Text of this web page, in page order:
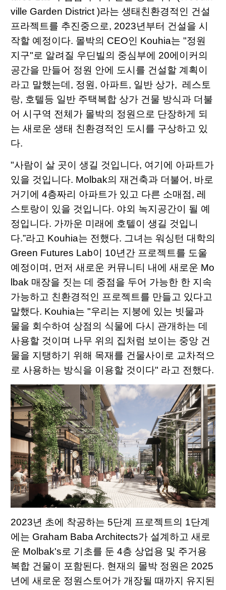
ville Garden District )라는 생태친환경적인 건설
프라젝트를 추진중으로, 2023년부터 건설을 시
작할 예정이다. 몰박의 CEO인 Kouhia는 "정원
지구"로 알려질 우딘빌의 중심부에 20에이커의
공간을 만들어 정원 안에 도시를 건설할 계획이
라고 말했는데, 정원, 아파트, 일반 상가, 레스토
랑, 호텔등 일반 주택복합 상가 건물 방식과 더불
어 시구역 전체가 몰박의 정원으로 단장하게 되
는 새로운 생태 친환경적인 도시를 구상하고 있
다.
"사람이 살 곳이 생길 것입니다, 여기에 아파트가
있을 것입니다. Molbak의 재건축과 더불어, 바로
거기에 4층짜리 아파트가 있고 다른 소매점, 레
스토랑이 있을 것입니다. 야외 녹지공간이 될 예
정입니다. 가까운 미래에 호텔이 생길 것입니
다.”라고 Kouhia는 전했다. 그녀는 워싱턴 대학의
Green Futures Lab이 10년간 프로젝트를 도울
예정이며, 먼저 새로운 커뮤니티 내에 새로운 Mo
lbak 매장을 짓는 데 중점을 두어 가능한 한 지속
가능하고 친환경적인 프로젝트를 만들고 있다고
말했다. Kouhia는 "우리는 지붕에 있는 빗물과
물을 회수하여 상점의 식물에 다시 관개하는 데
사용할 것이며 나무 위의 집처럼 보이는 중앙 건
물을 지탱하기 위해 목재를 건물사이로 교차적으
로 사용하는 방식을 이용할 것이다" 라고 전했다.
2023년 초에 착공하는 5단계 프로젝트의 1단계
에는 Graham Baba Architects가 설계하고 새로
운 Molbak's로 기초를 둔 4층 상업용 및 주거용
복합 건물이 포함된다. 현재의 몰박 정원은 2025
년에 새로운 정원스토어가 개장될 때까지 유지된